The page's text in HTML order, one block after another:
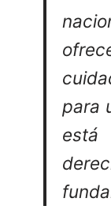
para
está